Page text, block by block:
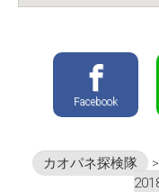
Facebook
カオパネ探検隊 >